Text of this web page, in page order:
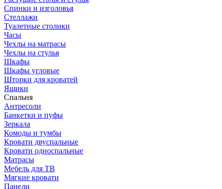
Спинки и изголовья
Стеллажи
Туалетные столики
Часы
Чехлы на матрасы
Чехлы на стулья
Шкафы
Шкафы угловые
Шторки для кроватей
Ящики
Спальня
Антресоли
Банкетки и пуфы
Зеркала
Комоды и тумбы
Кровати двуспальные
Кровати односпальные
Матрасы
Мебель для ТВ
Мягкие кровати
Панели